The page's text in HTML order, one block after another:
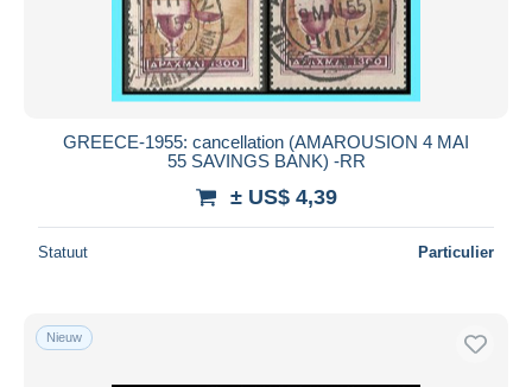
GREECE-1955: cancellation (AMAROUSION 4 MAI
55 SAVINGS BANK) -RR
± US$ 4,39
Statuut Particulier
Nieuw